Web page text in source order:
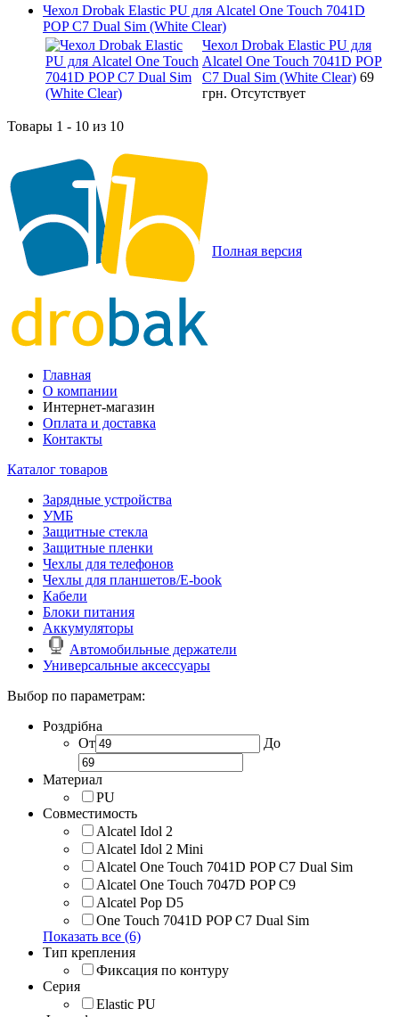
Чехол Drobak Elastic PU для Alcatel One Touch 7041D
POP C7 Dual Sim (White Clear)
Чехол Drobak Elastic PU для
Alcatel One Touch 7041D POP
C7 Dual Sim (White Clear) 69
грн. Отсутствует
Товары 1 - 10 из 10
Полная версия
Главная
О компании
Интернет-магазин
Оплата и доставка
Контакты
Каталог товаров
Зарядные устройства
УМБ
Защитные стекла
Защитные пленки
Чехлы для телефонов
Чехлы для планшетов/E-book
Кабели
Блоки питания
Аккумуляторы
Автомобильные держатели
Универсальные аксессуары
Выбор по параметрам:
Роздрібна
От
До
Материал
PU
Совместимость
Alcatel Idol 2
Alcatel Idol 2 Mini
Alcatel One Touch 7041D POP C7 Dual Sim
Alcatel One Touch 7047D POP C9
Alcatel Pop D5
One Touch 7041D POP C7 Dual Sim
Показать все (6)
Тип крепления
Фиксация по контуру
Серия
Elastic PU